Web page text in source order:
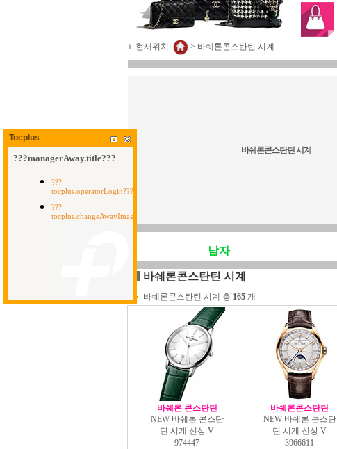
현재위치: > 바쉐론콘스탄틴 시계
바쉐론콘스탄틴 시계
남자
바쉐론콘스탄틴 시계
바쉐론콘스탄틴 시계 총 165 개
바쉐론 콘스탄틴
NEW 바쉐론 콘스탄
틴 시계 신상 V
974447
바쉐론콘스탄틴
NEW 바쉐론 콘스탄
틴 시계 신상 V
3966611
Tocplus